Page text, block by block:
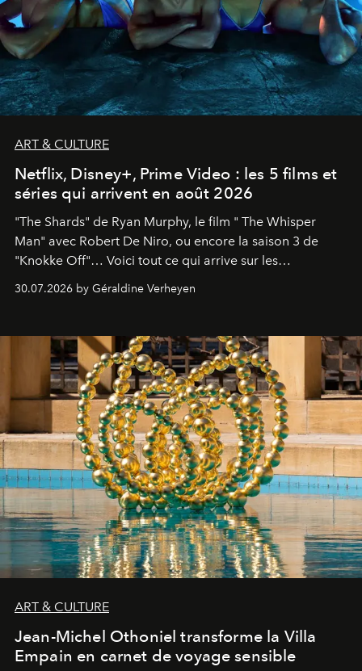
ART & CULTURE
Netflix, Disney+, Prime Video : les 5 films et
séries qui arrivent en août 2026
"The Shards" de Ryan Murphy, le film " The Whisper
Man" avec Robert De Niro, ou encore la saison 3 de
"Knokke Off"… Voici tout ce qui arrive sur les
plateformes de streaming en août 2026.
30.07.2026 by Géraldine Verheyen
ART & CULTURE
Jean-Michel Othoniel transforme la Villa
Empain en carnet de voyage sensible